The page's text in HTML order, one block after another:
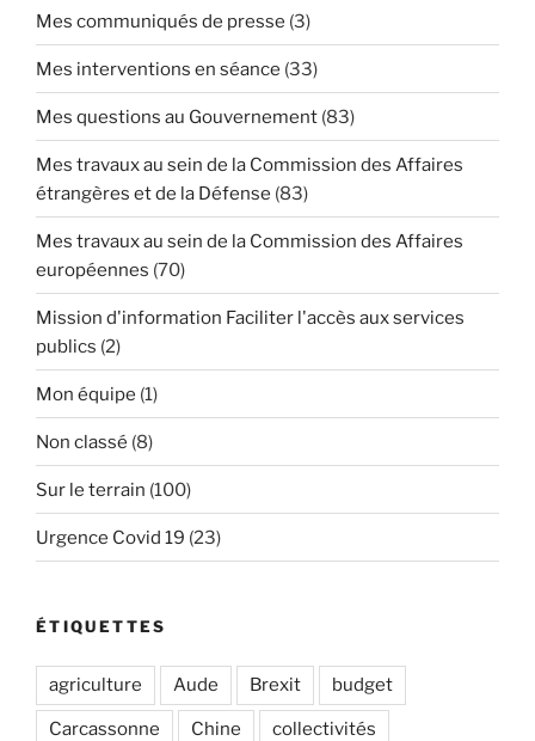
Mes communiqués de presse (3)
Mes interventions en séance (33)
Mes questions au Gouvernement (83)
Mes travaux au sein de la Commission des Affaires
étrangères et de la Défense (83)
Mes travaux au sein de la Commission des Affaires
européennes (70)
Mission d'information Faciliter l'accès aux services
publics (2)
Mon équipe (1)
Non classé (8)
Sur le terrain (100)
Urgence Covid 19 (23)
ÉTIQUETTES
agriculture Aude Brexit budget
Carcassonne Chine collectivités